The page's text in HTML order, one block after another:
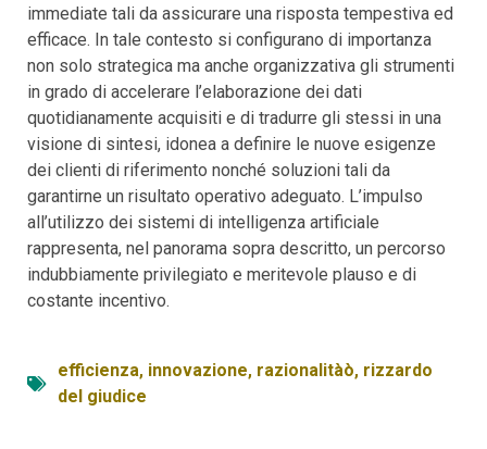
immediate tali da assicurare una risposta tempestiva ed
efficace. In tale contesto si configurano di importanza
non solo strategica ma anche organizzativa gli strumenti
in grado di accelerare l’elaborazione dei dati
quotidianamente acquisiti e di tradurre gli stessi in una
visione di sintesi, idonea a definire le nuove esigenze
dei clienti di riferimento nonché soluzioni tali da
garantirne un risultato operativo adeguato. L’impulso
all’utilizzo dei sistemi di intelligenza artificiale
rappresenta, nel panorama sopra descritto, un percorso
indubbiamente privilegiato e meritevole plauso e di
costante incentivo.
efficienza, innovazione, razionalitàò, rizzardo
del giudice